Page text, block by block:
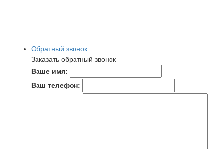
Обратный звонок
Заказать обратный звонок
Ваше имя:
Ваш телефон: